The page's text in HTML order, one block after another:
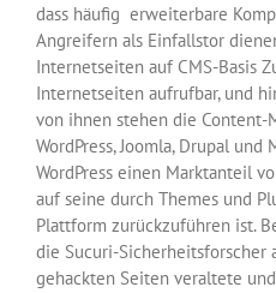
dass häufig erweiterbare
Angreifern als Einfallstor
Internetseiten auf CMS-Basis
Internetseiten aufrufbar, und
von ihnen stehen die Content-
WordPress, Joomla, Drupal
WordPress einen Marktanteil
auf seine durch Themes und
Plattform zurückzuführen ist.
die Sucuri-Sicherheitsforscher
gehackten Seiten veraltete